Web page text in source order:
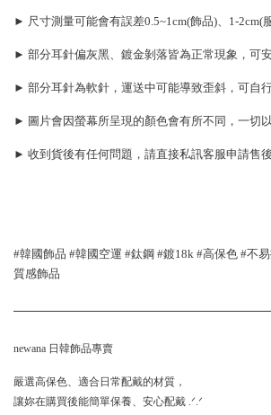
► 尺寸測量可能會有誤差0.5~1cm(飾品)、1-2cm(
► 部分耳針偏灰黑、鍍金剝落皆為正常現象，可
► 部分耳針為軟針，運送中可能導致歪斜，可自
► 圖片會因螢幕所呈現的顏色會有所不同，一切
► 收到貨後有任何問題，請直接私訊客服申請售
#韓國飾品 #韓國空運 #鈦鋼 #鍍18k #高保色 #不
質感飾品
newana 日韓飾品專賣
嚴選高保色、適合日常配戴的材質，
讓妳在購買後能簡單保養、安心配戴 .ᐟ.ᐟ